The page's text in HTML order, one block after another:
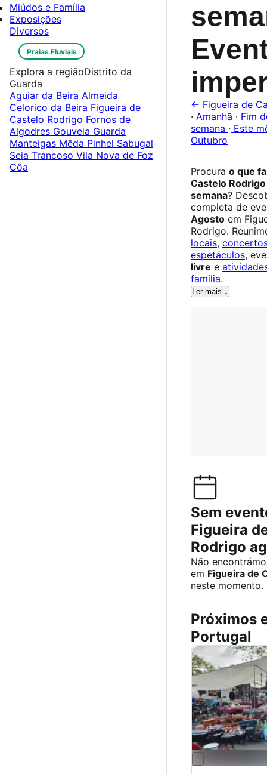
← Figueira de
· Amanhã · Fim
semana · Este
Outubro
Procura o que
Castelo
semana?
completa de
Agosto em
Rodrigo.
locais,
espetáculos,
livre e
família.
Ler mais ↓
Sem
Figueira
Rodrigo
Não
em Figueira de
neste momento.
Próximos
Portugal
Miúdos e Família
Exposições
Diversos
Praias Fluviais
Explora a regiãoDistrito da
Guarda
Aguiar da Beira Almeida
Celorico da Beira Figueira de
Castelo Rodrigo Fornos de
Algodres Gouveia Guarda
Manteigas Mêda Pinhel Sabugal
Seia Trancoso Vila Nova de Foz
Côa